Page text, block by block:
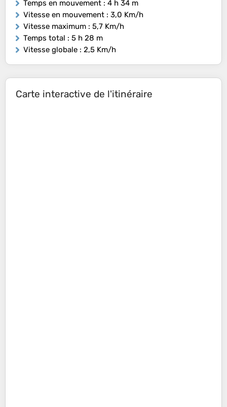
Temps en mouvement : 4 h 34 m
Vitesse en mouvement : 3,0 Km/h
Vitesse maximum : 5,7 Km/h
Temps total : 5 h 28 m
Vitesse globale : 2,5 Km/h
Carte interactive de l'itinéraire